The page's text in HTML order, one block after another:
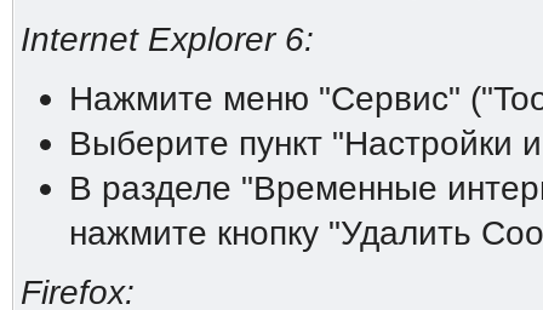
Internet Explorer 6:
Нажмите меню "Сервис"
Выберите пункт "Настройки
В разделе "Временные
нажмите кнопку "Удалить
Firefox: